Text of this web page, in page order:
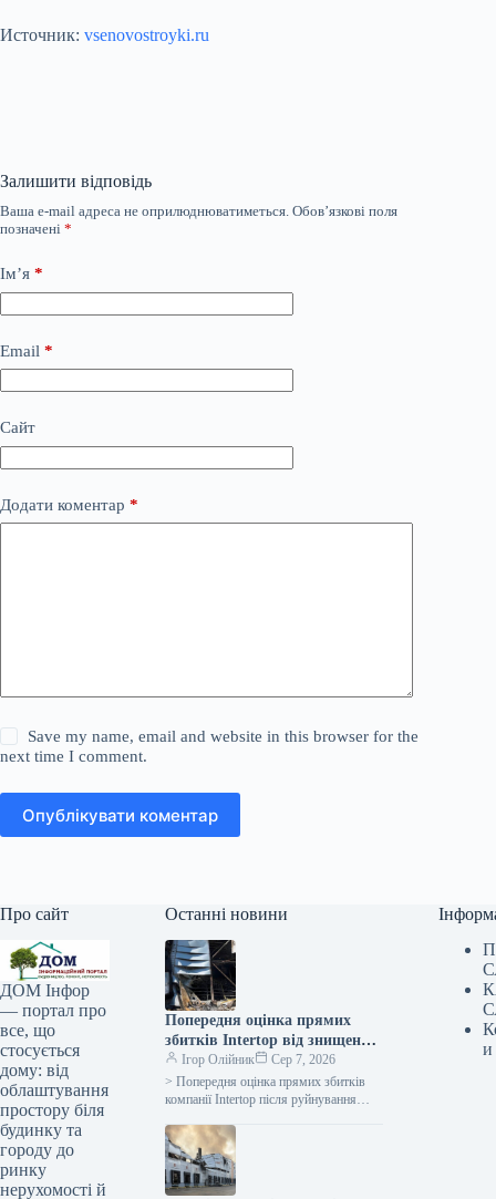
Источник: vsenovostroyki.ru
Залишити відповідь
Ваша e-mail адреса не оприлюднюватиметься. Обов’язкові поля
позначені *
Ім’я *
Email *
Сайт
Додати коментар *
Save my name, email and website in this browser for the
next time I comment.
Опублікувати коментар
Про сайт
ДОМ Інфор
— портал про
все, що
стосується
дому: від
облаштування
простору біля
будинку та
городу до
ринку
нерухомості й
Останні новини
Попередня оцінка прямих
збитків Intertop від знищення
головного складу сягає 450
мільйонів гривень.
Ігор Олійник
Сер 7, 2026
> Попередня оцінка прямих збитків
компанії Intertop після руйнування
атаки становить 450 млн грн, заявив
генеральний директор
и